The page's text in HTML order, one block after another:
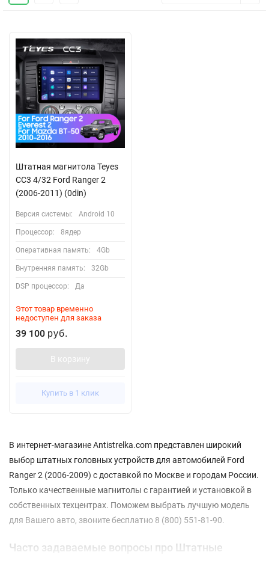
Штатная магнитола Teyes
CC3 4/32 Ford Ranger 2
(2006-2011) (0din)
Версия системы: Android 10
Процессор: 8ядер
Оперативная память: 4Gb
Внутренняя память: 32Gb
DSP процессор: Да
Этот товар временно
недоступен для заказа
39 100 руб.
В корзину
Купить в 1 клик
В интернет-магазине Antistrelka.com представлен широкий
выбор штатных головных устройств для автомобилей Ford
Ranger 2 (2006-2009) с доставкой по Москве и городам России.
Только качественные магнитолы с гарантией и установкой в
собственных техцентрах. Поможем выбрать лучшую модель
для Вашего авто, звоните бесплатно 8 (800) 551-81-90.
Часто задаваемые вопросы про Штатные